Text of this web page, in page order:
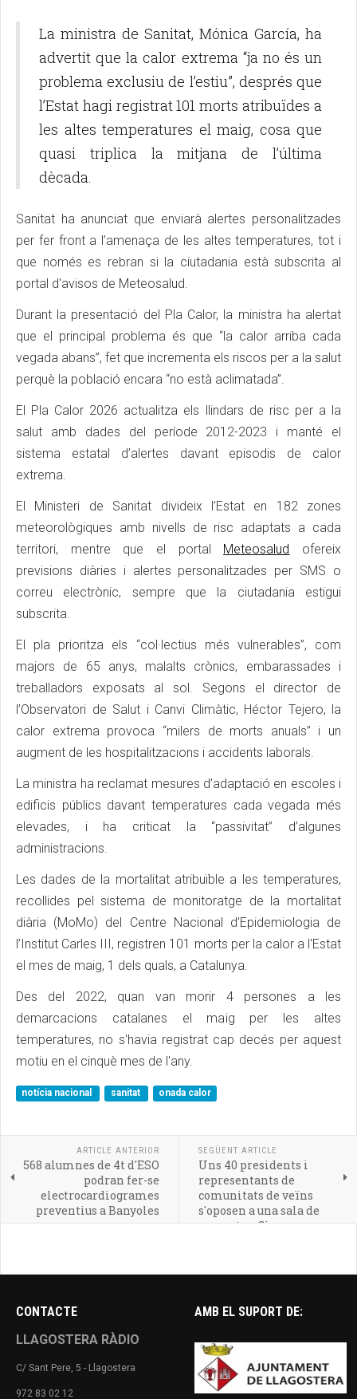
La ministra de Sanitat, Mónica García, ha
advertit que la calor extrema “ja no és un
problema exclusiu de l’estiu”, després que
l’Estat hagi registrat 101 morts atribuïdes a
les altes temperatures el maig, cosa que
quasi triplica la mitjana de l’última
dècada.
Sanitat ha anunciat que enviarà alertes personalitzades
per fer front a l’amenaça de les altes temperatures, tot i
que només es rebran si la ciutadania està subscrita al
portal d'avisos de Meteosalud.
Durant la presentació del Pla Calor, la ministra ha alertat
que el principal problema és que “la calor arriba cada
vegada abans”, fet que incrementa els riscos per a la salut
perquè la població encara “no està aclimatada”.
El Pla Calor 2026 actualitza els llindars de risc per a la
salut amb dades del període 2012-2023 i manté el
sistema estatal d’alertes davant episodis de calor
extrema.
El Ministeri de Sanitat divideix l’Estat en 182 zones
meteorològiques amb nivells de risc adaptats a cada
territori, mentre que el portal Meteosalud ofereix
previsions diàries i alertes personalitzades per SMS o
correu electrònic, sempre que la ciutadania estigui
subscrita.
El pla prioritza els “col·lectius més vulnerables”, com
majors de 65 anys, malalts crònics, embarassades i
treballadors exposats al sol. Segons el director de
l’Observatori de Salut i Canvi Climàtic, Héctor Tejero, la
calor extrema provoca “milers de morts anuals” i un
augment de les hospitalitzacions i accidents laborals.
La ministra ha reclamat mesures d’adaptació en escoles i
edificis públics davant temperatures cada vegada més
elevades, i ha criticat la “passivitat” d’algunes
administracions.
Les dades de la mortalitat atribuïble a les temperatures,
recollides pel sistema de monitoratge de la mortalitat
diària (MoMo) del Centre Nacional d’Epidemiologia de
l’Institut Carles III, registren 101 morts per la calor a l'Estat
el mes de maig, 1 dels quals, a Catalunya.
Des del 2022, quan van morir 4 persones a les
demarcacions catalanes el maig per les altes
temperatures, no s'havia registrat cap decés per aquest
motiu en el cinquè mes de l'any.
notícia nacional sanitat onada calor
ARTICLE ANTERIOR
568 alumnes de 4t d'ESO
podran fer-se
electrocardiogrames
preventius a Banyoles
SEGÜENT ARTICLE
Uns 40 presidents i
representants de
comunitats de veïns
s'oposen a una sala de
concerts a Girona
CONTACTE
LLAGOSTERA RÀDIO
C/ Sant Pere, 5 - Llagostera
972 83 02 12
AMB EL SUPORT DE: